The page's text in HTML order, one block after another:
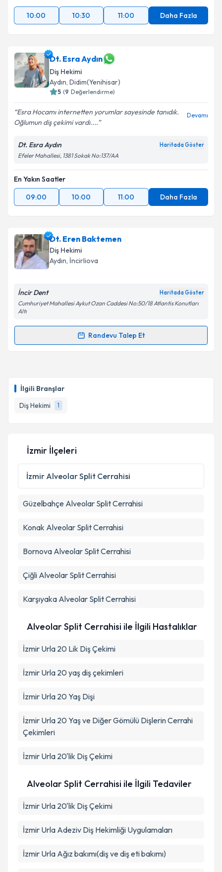
İlgili Branşlar
Diş Hekimi
1
10:00
10:30 11:00 Daha Fazla
Dt. Esra Aydın
Diş Hekimi
Aydın, Didim(Yenihisar)
5 (9 Değerlendirme)
Esra Hocamı internetten yorumlar sayesinde tanıdık.
Oğlumun diş çekimi vardı....
Devamı
Dt. Esra Aydın Haritada Göster
Efeler Mahallesi, 1381 Sokak No:137/AA
En Yakın Saatler
09:00
10:00 11:00 Daha Fazla
Dt. Eren Baktemen
Diş Hekimi
Aydın, İncirliova
İncir Dent Haritada Göster
Cumhuriyet Mahallesi Aykut Ozan Caddesi No:50/18 Atlantis Konutları
Altı
Randevu Talep Et
Randevu Takvimi Talebi
takvim hazırlandığında e-posta ile bilgilendireceğiz.
E-posta Adresiniz
Kişisel verilerimin işlenmesine ilişkinAydınlatma
Metni
'ni okudum ve kişisel verilerimin belirtilen
kapsamda işlenmesini kabul ediyorum.
İzmir İlçeleri
İzmir Alveolar Split Cerrahisi
Güzelbahçe Alveolar Split Cerrahisi
Konak Alveolar Split Cerrahisi
Bornova Alveolar Split Cerrahisi
Çiğli Alveolar Split Cerrahisi
Karşıyaka Alveolar Split Cerrahisi
Alveolar Split Cerrahisi ile İlgili Hastalıklar
İzmir Urla 20 Lik Diş Çekimi
İzmir Urla 20 yaş diş çekimleri
İzmir Urla 20 Yaş Dişi
İzmir Urla 20 Yaş ve Diğer Gömülü Dişlerin Cerrahi
Çekimleri
İzmir Urla 20'lik Diş Çekimi
Alveolar Split Cerrahisi ile İlgili Tedaviler
İzmir Urla 20'lik Diş Çekimi
İzmir Urla Adeziv Diş Hekimliği Uygulamaları
İzmir Urla Ağız bakımı(diş ve diş eti bakımı)